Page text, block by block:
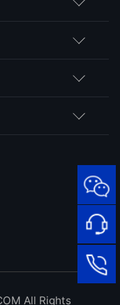
95015
网络安
全服务
热线
在线客
All Rights